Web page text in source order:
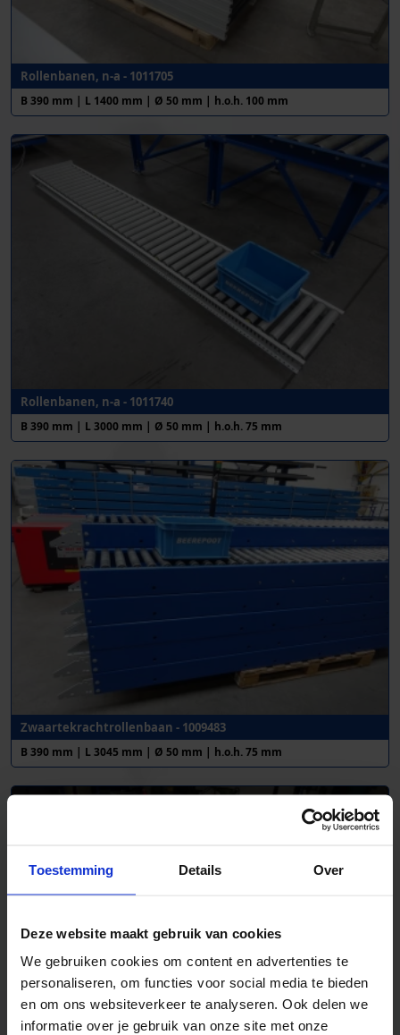
Toestemming Details Over
Deze website maakt gebruik van cookies
We gebruiken cookies om content en advertenties te
personaliseren, om functies voor social media te bieden
en om ons websiteverkeer te analyseren. Ook delen we
informatie over je gebruik van onze site met onze
Rollenbanen, n-a - 1011705
B 390 mm | L 1400 mm | Ø 50 mm | h.o.h. 100 mm
Rollenbanen, n-a - 1011740
B 390 mm | L 3000 mm | Ø 50 mm | h.o.h. 75 mm
Zwaartekrachtrollenbaan - 1009483
B 390 mm | L 3045 mm | Ø 50 mm | h.o.h. 75 mm